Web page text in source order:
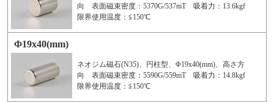
向 表面磁束密度：5370G/537mT 吸着力：13.6kgf
限界使用温度：≦150℃
Φ19x40(mm)
ネオジム磁石(N35)、円柱型、Φ19x40(mm)、高さ方
向 表面磁束密度：5590G/559mT 吸着力：14.8kgf
限界使用温度：≦150℃